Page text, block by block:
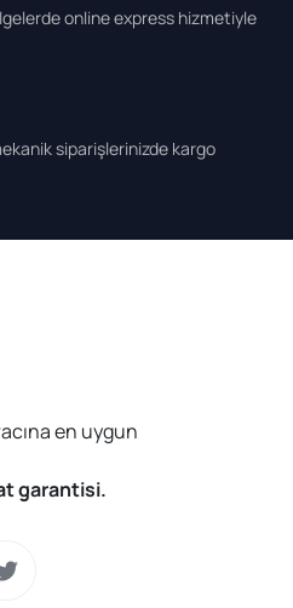
online express hizmetiyle
siparişlerinizde kargo
en uygun
garantisi.